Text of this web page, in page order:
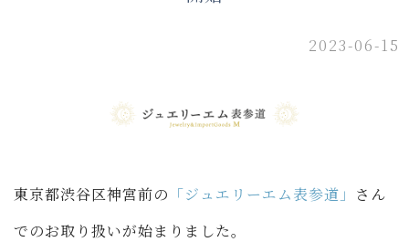
2023-06-15
東京都渋谷区神宮前の 「ジュエリーエム表参道」 さん
でのお取り扱いが始まりました。